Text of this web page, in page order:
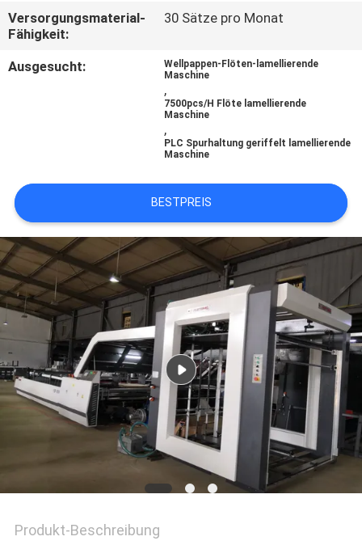
SIE
MIT
UNS
FORDERN
SIE EIN
ZITAT
SITEMAP
PRIVACY
POLICY
Versorgungsmaterial-
Fähigkeit:
30 Sätze pro Monat
Ausgesucht:
Wellpappen-Flöten-lamellierende
Maschine
,
7500pcs/H Flöte lamellierende
Maschine
,
PLC Spurhaltung geriffelt lamellierende
Maschine
BESTPREIS
Produkt-Beschreibung